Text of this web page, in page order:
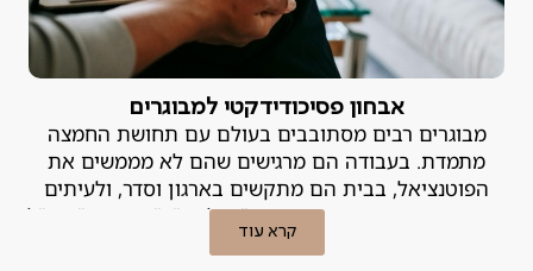
אבחון פסיכודידקטי למבוגרים
מבוגרים רבים מסתובבים בעולם עם תחושת החמצה
מתמדת. בעבודה הם מרגישים שהם לא מממשים את
הפוטנציאל, בבית הם מתקשים בארגון וסדר, ולעיתים
קרובות הם מתייגים את עצמם כ"עצלנים", "מפוזרים" או "לא
מספיק חכמים". האמת היא, שבמקרים רבים הקושי אינו נובע
קרא עוד